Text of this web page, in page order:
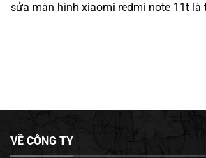
sửa màn hình xiaomi redmi note 11t là
VỀ CÔNG TY